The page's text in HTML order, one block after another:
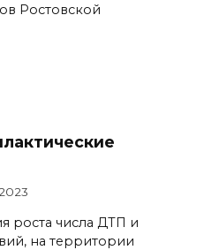
Ростовской
роста числа ДТП и
на территории